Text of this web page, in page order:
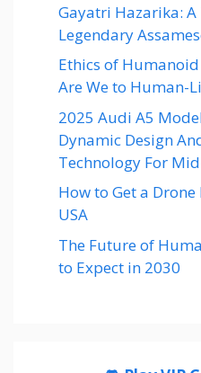
Gayatri Hazarika:
Legendary
Ethics of
Are We to Human-
2025 Audi A5
Dynamic Design
Technology For
How to Get a
USA
The Future of
to Expect in 2030